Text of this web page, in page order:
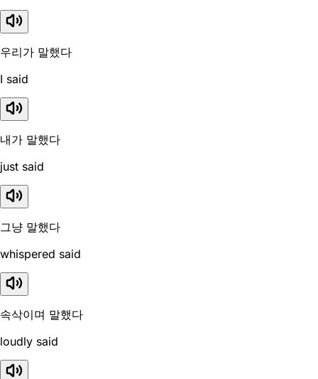
우리가 말했다
I said
내가 말했다
just said
그냥 말했다
whispered said
속삭이며 말했다
loudly said